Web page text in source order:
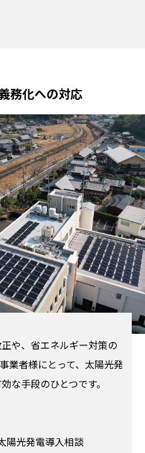
務化への対応
や、省エネルギー対策の
業者様にとって、太陽光発
な手段のひとつです。
陽光発電導入相談